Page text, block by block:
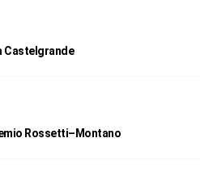
Castelgrande
Rossetti–Montano